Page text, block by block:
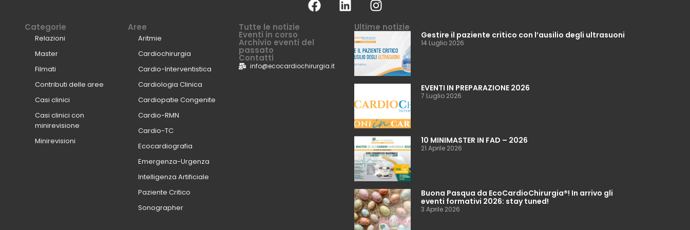
Categorie
Relazioni
Master
Filmati
Contributi delle aree
Casi clinici
Casi clinici con
minirevisione
Minirevisioni
Aree
Aritmie
Cardiochirurgia
Cardio-Interventistica
Cardiologia Clinica
Cardiopatie Congenite
Cardio-RMN
Cardio-TC
Ecocardiografia
Emergenza-Urgenza
Intelligenza Artificiale
Paziente Critico
Sonographer
Tutte le notizie
Eventi in corso
Archivio eventi del
passato
Contatti
info@ecocardiochirurgia.it
Ultime notizie
Gestire il paziente critico con l’ausilio degli ultrasuoni
14 Luglio 2026
EVENTI IN PREPARAZIONE 2026
7 Luglio 2026
10 MINIMASTER IN FAD – 2026
21 Aprile 2026
Buona Pasqua da EcoCardioChirurgia®! In arrivo gli
eventi formativi 2026: stay tuned!
3 Aprile 2026